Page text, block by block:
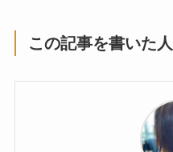
この記事を書いた人